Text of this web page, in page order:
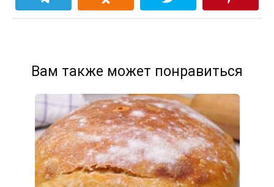
Вам также может понравиться